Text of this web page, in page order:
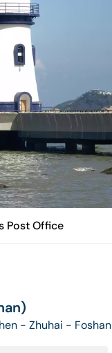
Post Office
- Zhuhai - Foshan